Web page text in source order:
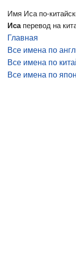
Имя Иса по-
Исаперевод на
Главная
Все имена по
Все имена по
Все имена по